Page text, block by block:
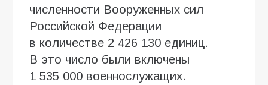
численности Вооруженных сил
Российской Федерации
в количестве 2 426 130 единиц.
В это число были включены
1 535 000 военнослужащих.